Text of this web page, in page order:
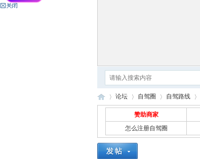
自 »
论坛
›
自驾圈
›
自驾路线
›
赞助商家
怎么注册自驾圈